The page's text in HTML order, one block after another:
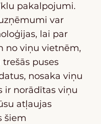
pakalpojumi.
var
lai par
no viņu vietnēm,
puses
nosaka viņu
ir norādītas viņu
atļaujas
šiem